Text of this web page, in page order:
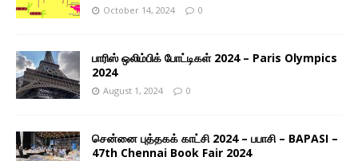
October 14, 2024 0
பாரிஸ் ஒலிம்பிக் போட்டிகள் 2024 – Paris Olympics
2024
August 1, 2024 0
சென்னை புத்தகக் காட்சி 2024 – பபாசி – BAPASI –
47th Chennai Book Fair 2024